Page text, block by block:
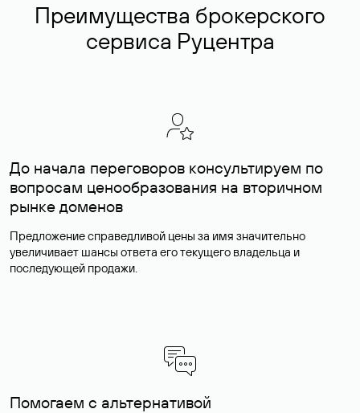
Преимущества брокерского
сервиса Руцентра
До начала переговоров консультируем по
вопросам ценообразования на вторичном
рынке доменов
Предложение справедливой цены за имя значительно
увеличивает шансы ответа его текущего владельца и
последующей продажи.
Помогаем с альтернативой